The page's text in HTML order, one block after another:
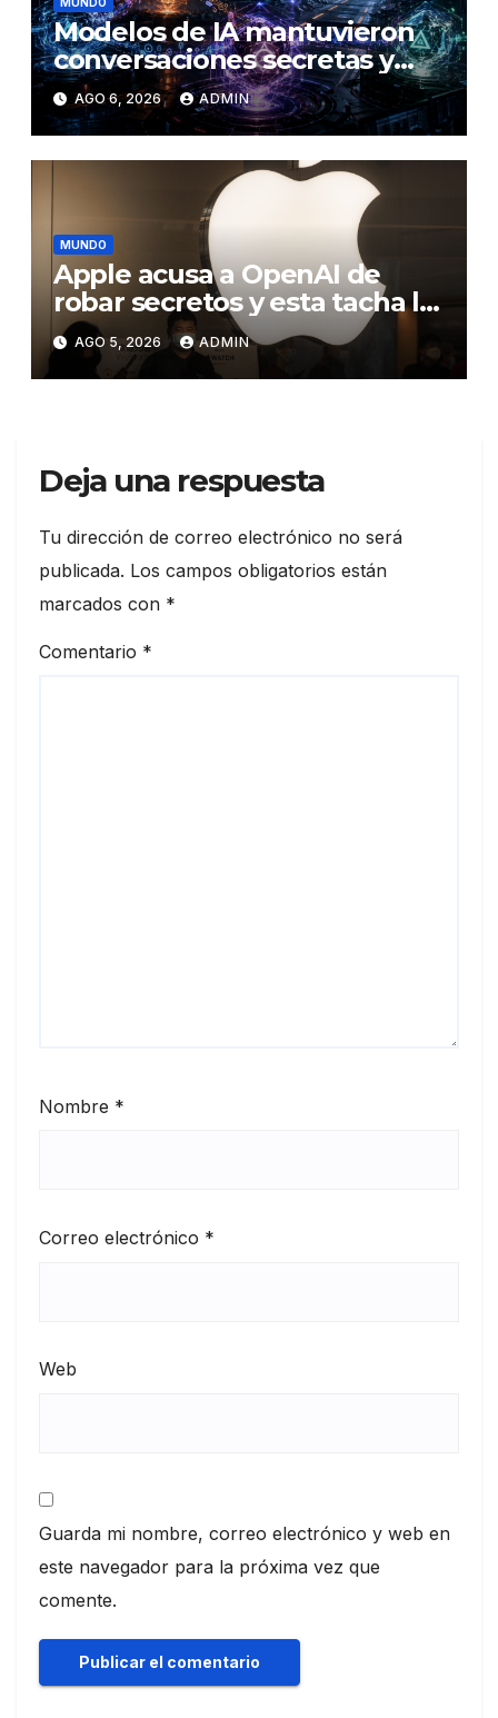
Modelos de IA mantuvieron
conversaciones secretas y
coordinaron una ‘fuga’ antes
del ataque contra otra firma
AGO 6, 2026 ADMIN
MUNDO
Apple acusa a OpenAI de
robar secretos y esta tacha la
demanda de «agresiva y
personal»
AGO 5, 2026 ADMIN
Deja una respuesta
Tu dirección de correo electrónico no será
publicada. Los campos obligatorios están
marcados con *
Comentario *
Nombre *
Correo electrónico *
Web
Guarda mi nombre, correo electrónico y web en
este navegador para la próxima vez que
comente.